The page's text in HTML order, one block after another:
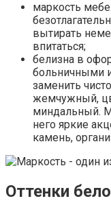
маркость
вытирать
впитаться;
белизна в
больничными
заменить
жемчужный,
миндальный.
него яркие
камень,
Оттенки